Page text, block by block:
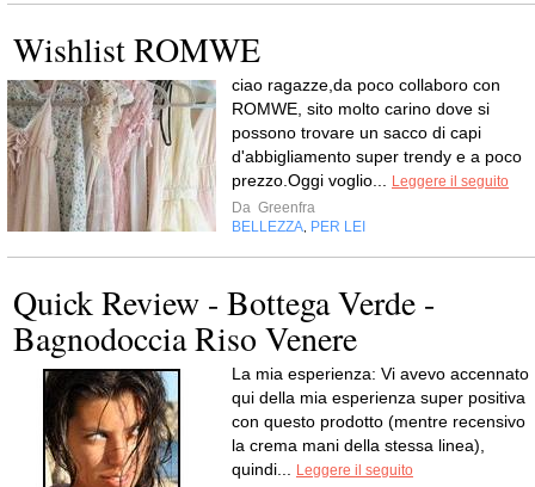
Wishlist ROMWE
ciao ragazze,da poco collaboro con
ROMWE, sito molto carino dove si
possono trovare un sacco di capi
d'abbigliamento super trendy e a poco
prezzo.Oggi voglio...
Leggere il seguito
Da Greenfra
BELLEZZA PER LEI
Quick Review - Bottega Verde -
Bagnodoccia Riso Venere
La mia esperienza: Vi avevo accennato
qui della mia esperienza super positiva
con questo prodotto (mentre recensivo
la crema mani della stessa linea),
quindi...
Leggere il seguito